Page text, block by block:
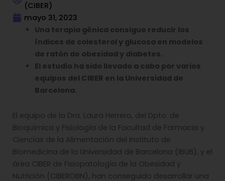
(CIBER)
mayo 31, 2023
Una terapia génica consigue reducir los
índices de colesterol y glucosa en modelos
de ratón de obesidad y diabetes.
El estudio ha sido llevado a cabo por varios
equipos del CIBER en la Universidad de
Barcelona.
El equipo de la Dra. Laura Herrero, del Dpto. de
Bioquímica y Fisiología de la Facultad de Farmacia y
Ciencias de la Alimentación del Instituto de
Biomedicina de la Universidad de Barcelona (IBUB), y el
área CIBER de Fisiopatología de la Obesidad y
Nutrición (CIBEROBN), han conseguido desarrollar una